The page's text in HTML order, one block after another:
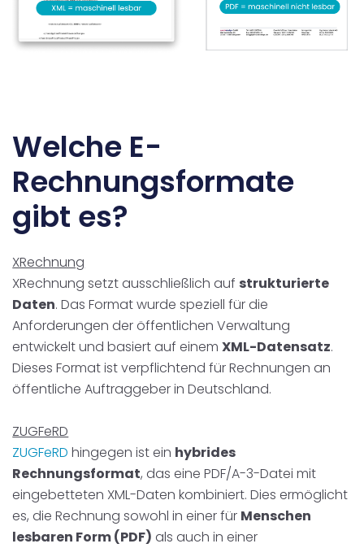
Welche E-
Rechnungsformate
gibt es?
XRechnung
XRechnung setzt ausschließlich auf strukturierte
Daten. Das Format wurde speziell für die
Anforderungen der öffentlichen Verwaltung
entwickelt und basiert auf einemXML-Datensatz.
Dieses Format ist verpflichtend für Rechnungen an
öffentliche Auftraggeber in Deutschland.
ZUGFeRD
ZUGFeRD hingegen ist ein hybrides
Rechnungsformat, das eine PDF/A-3-Datei mit
eingebetteten XML-Daten kombiniert. Dies ermöglicht
es, die Rechnung sowohl in einer für Menschen
lesbaren Form (PDF) als auch in einer